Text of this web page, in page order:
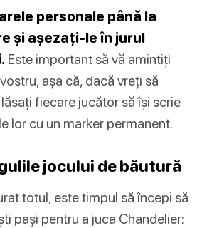
personale până la
și așezați-le în jurul
Este important să vă amintiți
așa că, dacă vreți să
fiecare jucător să își scrie
lor cu un marker permanent.
jocului de băutură
totul, este timpul să începi să
pași pentru a juca Chandelier: